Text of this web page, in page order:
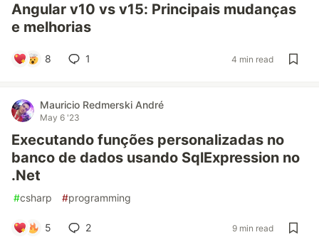
Angular v10 vs v15: Principais mudanças
e melhorias
8 1 4 min read
Mauricio Redmerski André
May 6 '23
Executando funções personalizadas no
banco de dados usando SqlExpression no
.Net
#csharp #programming
5 2 9 min read